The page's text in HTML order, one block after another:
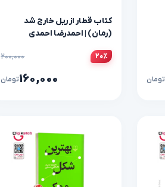
تومان
کتاب قطار از ریل خارج شد
(رمان) | احمدرضا احمدی
۲۰٪ ۲۰۰,۰۰۰
۱۶۰,۰۰۰تومان